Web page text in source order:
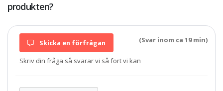
produkten?
Skicka en förfrågan (Svar inom ca 19 min)
Skriv din fråga så svarar vi så fort vi kan